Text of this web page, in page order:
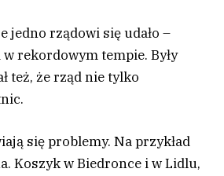
jedno rządowi się udało –
w rekordowym tempie. Były
też, że rząd nie tylko
się problemy. Na przykład
Koszyk w Biedronce i w Lidlu,